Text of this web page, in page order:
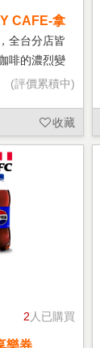
CAFE-拿
全台分店皆
啡的濃烈變
(評價累積中)
收藏
2 人已購買
樂券